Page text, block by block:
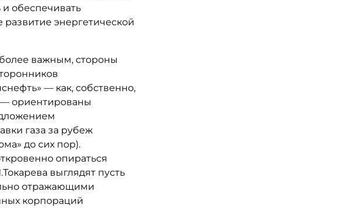
обеспечивать
энергетической
важным, стороны
— как, собственно,
— ориентированы
газа за рубеж
до сих пор).
опираться
выглядят пусть
отражающими
корпораций